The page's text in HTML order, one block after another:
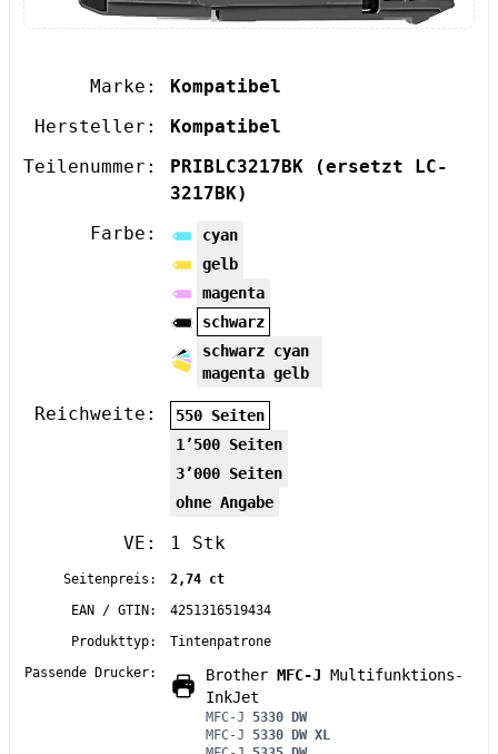
Marke:
Kompatibel
Hersteller:
Kompatibel
Teilenummer:
PRIBLC3217BK
(ersetzt LC-
3217BK)
Farbe:
cyan
gelb
magenta
schwarz
schwarz cyan
magenta gelb
Reichweite:
550 Seiten
1’500 Seiten
3’000 Seiten
ohne Angabe
VE: 1 Stk
Seitenpreis:
2,74 ct
EAN / GTIN:
4251316519434
Produkttyp:
Tintenpatrone
Passende Drucker:
Brother MFC-J Multifunktions-
InkJet
MFC-J 5330 DW
MFC-J 5330 DW XL